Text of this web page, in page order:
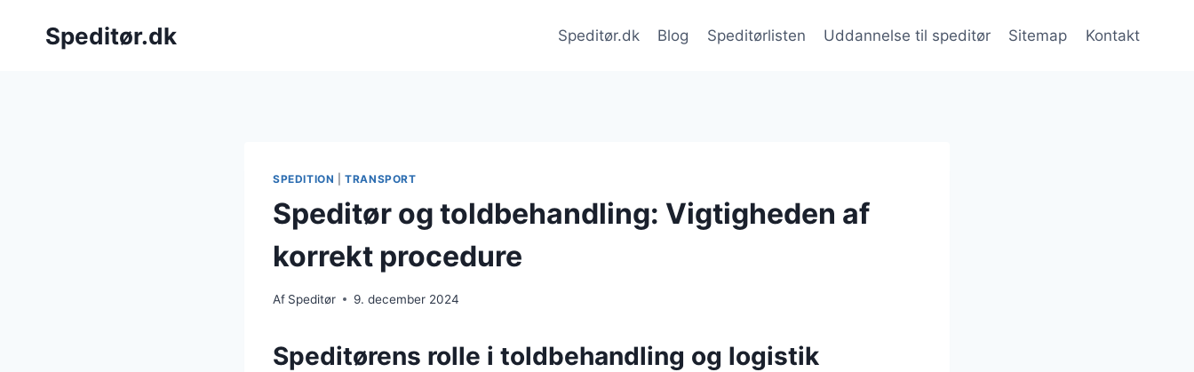
Speditør.dk Speditør.dk Blog Speditørlisten Uddannelse til speditør Sitemap Kontakt
SPEDITION |TRANSPORT
Speditør og toldbehandling: Vigtigheden af
korrekt procedure
Af Speditør 9. december 2024
Speditørens rolle i toldbehandling og logistik